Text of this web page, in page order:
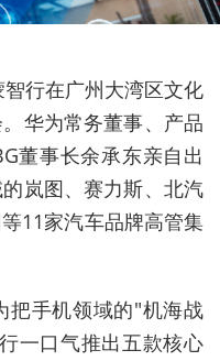
智行在广州大湾区文化
华为常务董事、产品
董事长余承东亲自出
岚图、赛力斯、北汽
11家汽车品牌高管集
把手机领域的"机海战
一口气推出五款核心